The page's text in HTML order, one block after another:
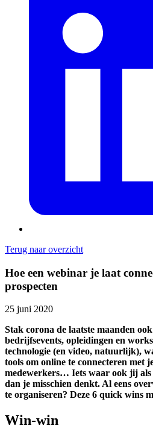
Terug naar overzicht
Hoe een webinar je laat
prospecten
25 juni 2020
Stak corona de laatste maanden
bedrijfsevents, opleidingen en
technologie (en video, natuurlijk),
tools om online te connecteren met
medewerkers… Iets waar ook jij als
dan je misschien denkt. Al eens
te organiseren? Deze 6 quick wins
Win-win